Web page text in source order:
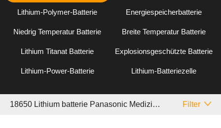
Lithium-Polymer-Batterie Energiespeicherbatterie
Niedrig Temperatur Batterie Breite Temperatur Batterie
Lithium Titanat Batterie Explosionsgeschützte Batterie
Lithium-Power-Batterie Lithium-Batteriezelle
18650 Lithium batterie Panasonic Medizinisch Filter